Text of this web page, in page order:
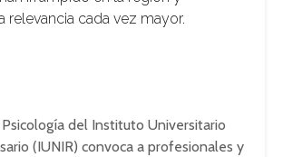
relevancia cada vez mayor.
Psicología del Instituto Universitario
(IUNIR) convoca a profesionales y